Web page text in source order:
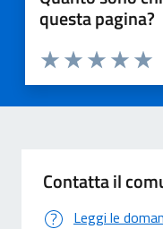
questa pagina?
Valuta 4
Valuta 3
Valuta 2 stelle
Valuta 1 stelle su 5
Contatta il
Leggi le